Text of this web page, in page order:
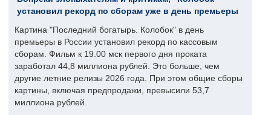
установил рекорд по сборам уже в день премьеры
Картина "Последний богатырь. Колобок" в день
премьеры в России установил рекорд по кассовым
сборам. Фильм к 19.00 мск первого дня проката
заработал 44,8 миллиона рублей. Это больше, чем
другие летние релизы 2026 года. При этом общие сборы
картины, включая предпродажи, превысили 53,7
миллиона рублей.